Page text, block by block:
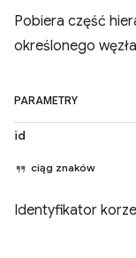
Pobiera część
określonego
PARAMETRY
id
ciąg znaków
Identyfikator